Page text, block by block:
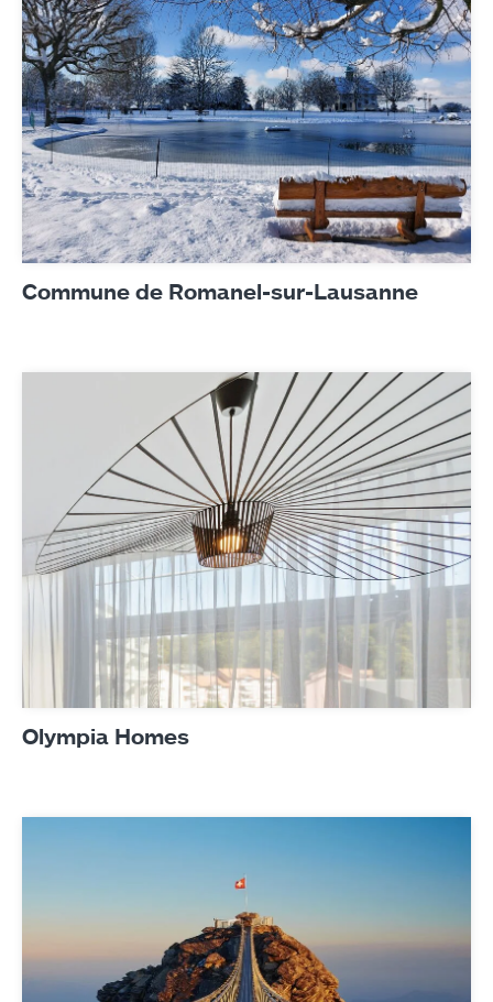
Commune de Romanel-sur-Lausanne
Olympia Homes